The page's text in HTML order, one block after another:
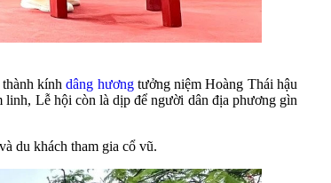
thành kínhdâng hươngtưởng niệm Hoàng Thái hậu
Lễ hội còn là dịp để người dân địa phương gìn
du khách tham gia cổ vũ.